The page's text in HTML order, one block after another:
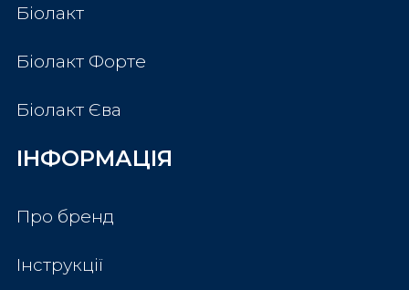
Біолакт
Біолакт Форте
Біолакт Єва
ІНФОРМАЦІЯ
Про бренд
Інструкції